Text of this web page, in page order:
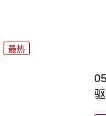
最热